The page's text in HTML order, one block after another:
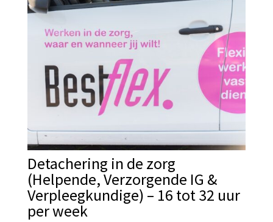
Detachering in de zorg
(Helpende, Verzorgende IG &
Verpleegkundige) – 16 tot 32 uur
per week